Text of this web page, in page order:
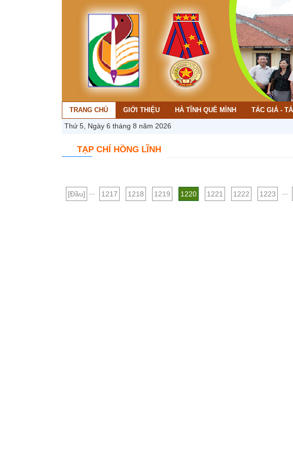
TRANG CHỦ GIỚI THIỆU HÀ TĨNH QUÊ MÌNH TÁC GIẢ -
Thứ 5, Ngày 6 tháng 8 năm 2026
TẠP CHÍ HỒNG LĨNH
[Đầu] 1217 1218 1219 1220 1221 1222 1223